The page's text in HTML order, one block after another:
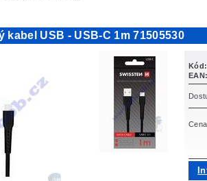
kabel USB - USB-C 1m 71505530
Kód:
EAN: